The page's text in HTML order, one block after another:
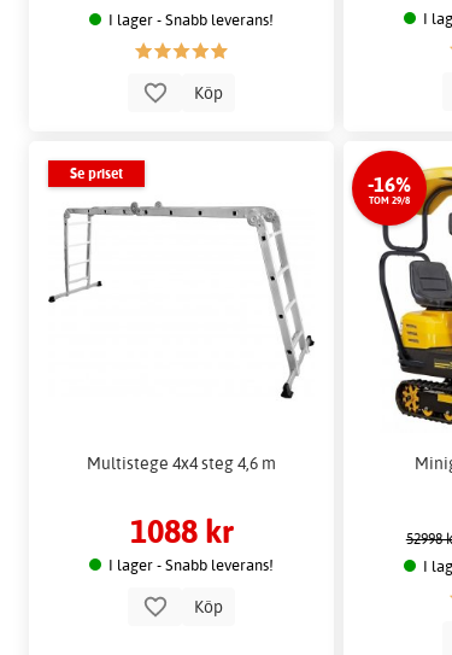
I lager - Snabb leverans!
Köp
I
Se priset
Multistege 4x4 steg 4,6 m
1088 kr
I lager - Snabb leverans!
Köp
-16%
TOM 29/8
52998
I